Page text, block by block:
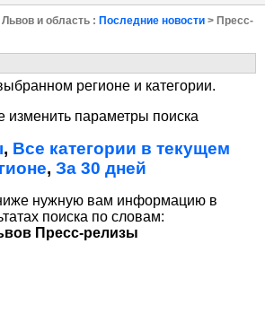
Львов и область : Последние новости > Пресс-
регионе и категории.
изменить параметры поиска
, Все категории в текущем
, За 30 дней
нужную вам информацию в
поиска по словам:
Пресс-релизы